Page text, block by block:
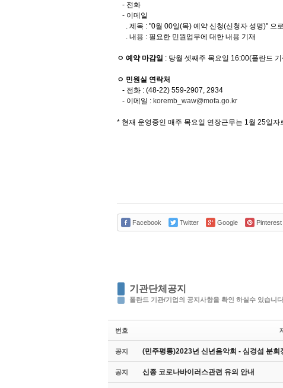
- 전화
- 이메일
. 제목 : "0월 00일(목) 예약 신청(신청자 성명)" 으로
. 내용 : 필요한 민원업무에 대한 내용 기재
ㅇ 예약 마감일 : 당월 셋째주 목요일 16:00(폴란드
ㅇ 민원실 연락처
- 전화 : (48-22) 559-2907, 2934
- 이메일 : koremb_waw@mofa.go.kr
* 현재 운영중인 매주 목요일 연장근무는 1월 25일자
Facebook Twitter Google Pinterest
기관단체공지
폴란드 기관/기업의 공지사항을 확인 하실수 있습니
번호
공지 (민주평통)2023년 신년음악회 - 심경섭 분회
공지 신종 코로나바이러스관련 유의 안내